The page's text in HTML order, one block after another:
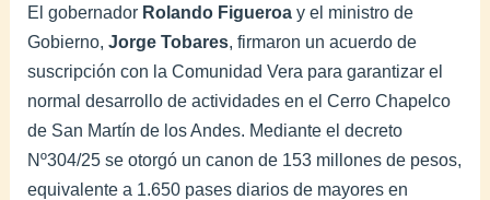
El gobernador Rolando Figueroa y el ministro de
Gobierno,Jorge Tobares, firmaron un acuerdo de
suscripción con la Comunidad Vera para garantizar el
normal desarrollo de actividades en el Cerro Chapelco
de San Martín de los Andes. Mediante el decreto
Nº304/25 se otorgó un canon de 153 millones de pesos,
equivalente a 1.650 pases diarios de mayores en